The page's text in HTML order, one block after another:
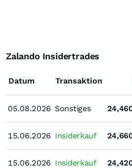
Zalando Insidertrades
Datum
05.08.2026
15.06.2026
15.06.2026
Transaktion
05.08.2026 Sonstiges
15.06.2026 Insiderkauf
15.06.2026 Insiderkauf